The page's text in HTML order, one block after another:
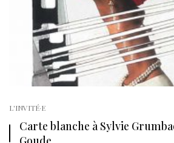
L'INVITÉ·E
Carte blanche à Sylvie